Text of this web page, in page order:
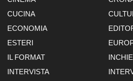
CUCINA
ECONOMIA
ESTERI
IL FORMAT
INTERVISTA